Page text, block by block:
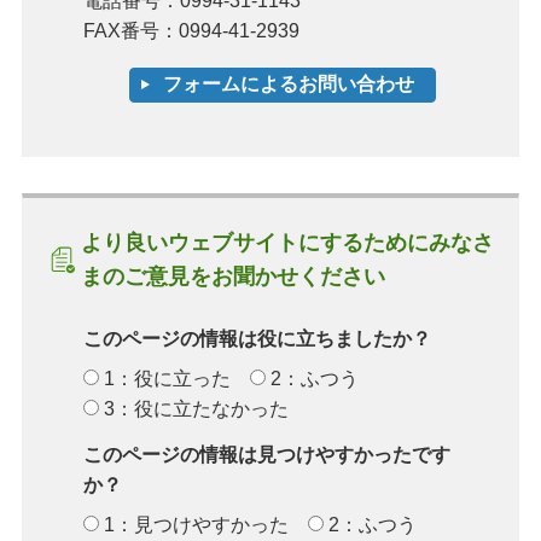
FAX番号：0994-41-2939
より良いウェブサイトにするためにみなさ
まのご意見をお聞かせください
このページの情報は役に立ちましたか？
1：役に立った
2：ふつう
3：役に立たなかった
このページの情報は見つけやすかったです
か？
1：見つけやすかった
2：ふつう